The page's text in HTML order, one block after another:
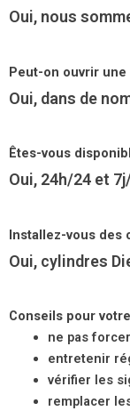
Oui, nous
Peut-on ouvrir
Oui, dans de
Êtes-vous
Oui, 24h/24 et
Installez-vous des
Oui, cylindres
Conseils pour
ne pas
entretenir
vérifier les
remplacer